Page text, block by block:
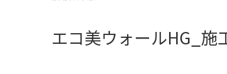
エコ美ウォールHG_施